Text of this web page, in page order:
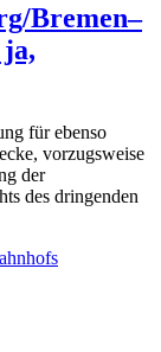
Bremen–
für ebenso
vorzugsweise
der
des dringenden